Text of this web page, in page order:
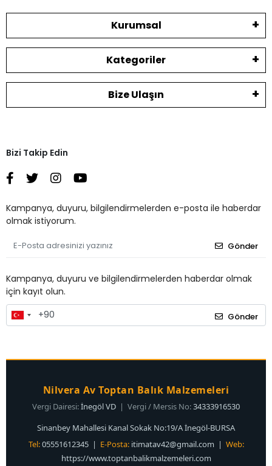
Kurumsal
Kategoriler
Bize Ulaşın
Bizi Takip Edin
Kampanya, duyuru, bilgilendirmelerden e-posta ile haberdar
olmak istiyorum.
Gönder
Kampanya, duyuru ve bilgilendirmelerden haberdar olmak
için kayıt olun.
Gönder
Nilvera Av Toptan Balık Malzemeleri
Vergi Dairesi:İnegöl VD | Vergi / Mersis No:34333916530
Sinanbey Mahallesi Kanal Sokak No:19/A İnegöl-BURSA
Tel:05551612345 | E-Posta: itimatav42@gmail.com | Web:
https://www.toptanbalikmalzemeleri.com